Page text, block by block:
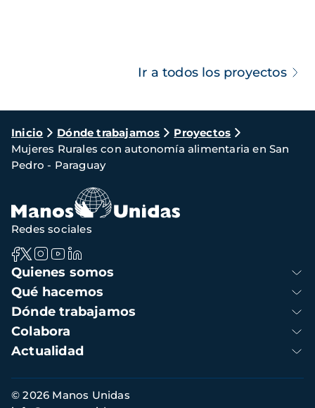
Ir a todos los proyectos
Ruta
de
navegación
Inicio Dónde trabajamos
Proyectos
Mujeres Rurales con autonomía alimentaria en San
Pedro - Paraguay
Navegación
principal
Quienes somos
Qué hacemos
Dónde trabajamos
Colabora
Actualidad
Redes sociales
Información
© 2026 Manos Unidas